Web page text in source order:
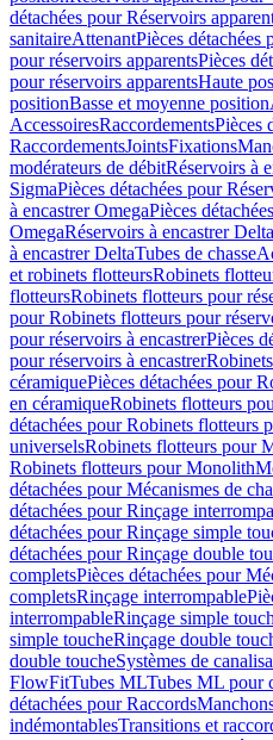
détachées pour Réservoirs
sanitaireAttenantPièces détachées
pour réservoirs apparentsPièces
pour réservoirs apparentsHaute
positionBasse et moyenne position
AccessoiresRaccordementsPièces
RaccordementsJointsFixations
modérateurs de débitRéservoirs à
SigmaPièces détachées pour
à encastrer OmegaPièces
OmegaRéservoirs à encastrer Delta
à encastrer DeltaTubes de chasse
et robinets flotteursRobinets
flotteursRobinets flotteurs pour
pour Robinets flotteurs pour
pour réservoirs à encastrerPièces
pour réservoirs à encastrer
céramiquePièces détachées pour
en céramiqueRobinets flotteurs
détachées pour Robinets flotteurs
universelsRobinets flotteurs pour
Robinets flotteurs pour Monolith
détachées pour Mécanismes de
détachées pour Rinçage
détachées pour Rinçage simple
détachées pour Rinçage double
completsPièces détachées pour
completsRinçage interrompable
interrompableRinçage simple
simple toucheRinçage double
double toucheSystèmes de
FlowFitTubes MLTubes ML pour
détachées pour Raccords
indémontablesTransitions et